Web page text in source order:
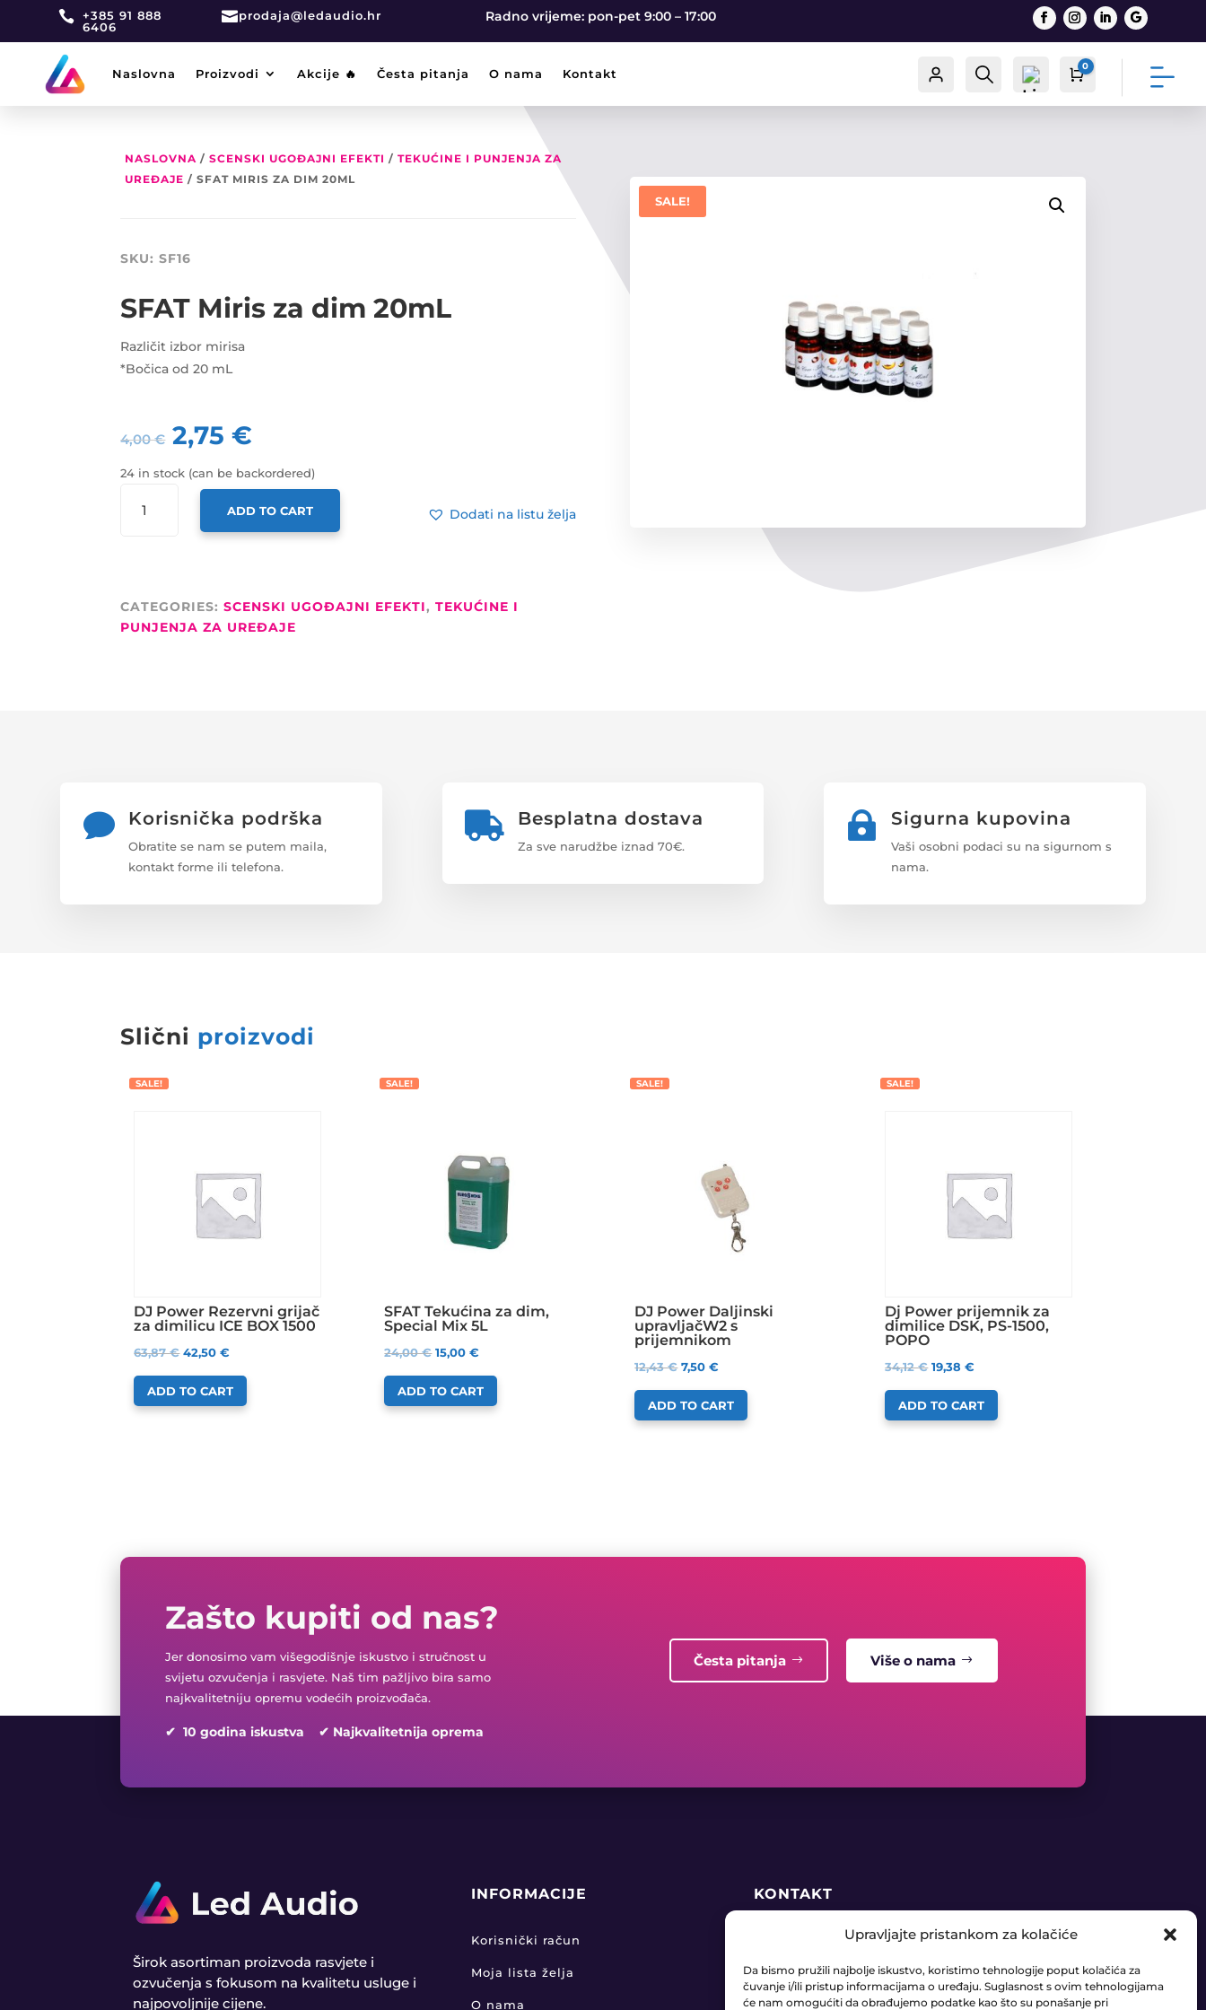
Upravljajte pristankom za kolačiće
Da bismo pružili najbolje iskustvo, koristimo tehnologije poput kolačića za
čuvanje i/ili pristup informacijama o uređaju. Suglasnost s ovim tehnologijama
će nam omogućiti da obrađujemo podatke kao što su ponašanje pri
 +385 91 888
6406
prodaja@ledaudio.hr Radno vrijeme: pon-pet 9:00 – 17:00
Naslovna Proizvodi Akcije 🔥 Česta pitanja O nama Kontakt Račun Traži Cart
0
€
NASLOVNA /SCENSKI UGOĐAJNI EFEKTI /TEKUĆINE I PUNJENJA ZA
UREĐAJE / SFAT MIRIS ZA DIM 20ML
SKU:SF16
SFAT Miris za dim 20mL
Različit izbor mirisa
*Bočica od 20 mL
4,00€ 2,75€
24 in stock (can be backordered)
MIRIS
ADD TO CART Dodati na listu želja
SALE!
CATEGORIES:SCENSKI UGOĐAJNI EFEKTI,TEKUĆINE I
PUNJENJA ZA UREĐAJE
 Korisnička podrška
Obratite se nam se putem maila,
kontakt forme ili telefona.
 Besplatna dostava
Za sve narudžbe iznad 70€.
 Sigurna kupovina
Vaši osobni podaci su na sigurnom s
nama.
Slični proizvodi
SALE!
DJ Power Rezervni grijač
za dimilicu ICE BOX 1500
63,87€ 42,50€
ADD TO CART
SALE!
SFAT Tekućina za dim,
Special Mix 5L
24,00€ 15,00€
ADD TO CART
SALE!
DJ Power Daljinski
upravljačW2 s
prijemnikom
12,43€ 7,50€
ADD TO CART
SALE!
Dj Power prijemnik za
dimilice DSK, PS-1500,
POPO
34,12€ 19,38€
ADD TO CART
Zašto kupiti od nas?
Jer donosimo vam višegodišnje iskustvo i stručnost u
svijetu ozvučenja i rasvjete. Naš tim pažljivo bira samo
najkvalitetniju opremu vodećih proizvođača.
✔ 10 godina iskustva ✔ Najkvalitetnija oprema
Česta pitanja Više o nama
Širok asortiman proizvoda rasvjete i
ozvučenja s fokusom na kvalitetu usluge i
najpovoljnije cijene.
INFORMACIJE
Korisnički račun
Moja lista želja
O nama
KONTAKT
+385 91 888 6406
prodaja@ledaudio.hr